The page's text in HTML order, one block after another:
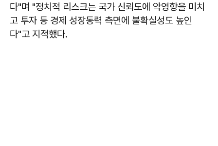
다"며 "정치적 리스크는 국가 신뢰도에 악영향을 미치
고 투자 등 경제 성장동력 측면에 불확실성도 높인
다"고 지적했다.